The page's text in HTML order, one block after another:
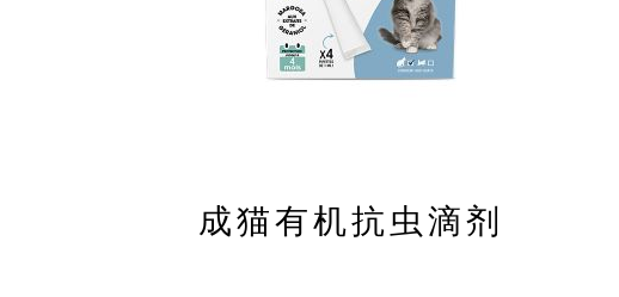
成猫有机抗虫滴剂